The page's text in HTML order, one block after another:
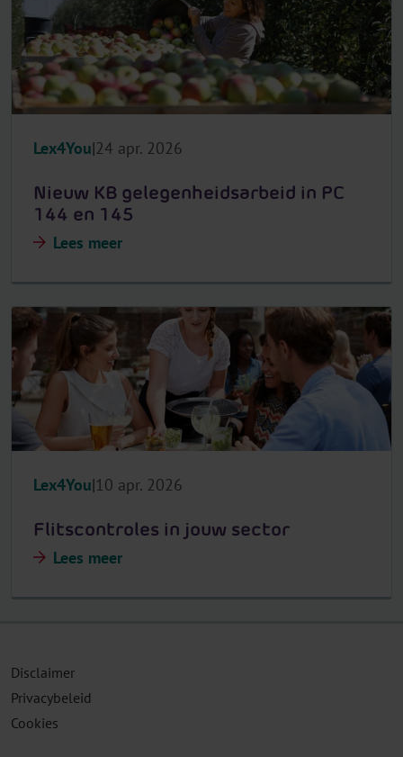
Lex4You 24 apr. 2026
Nieuw KB gelegenheidsarbeid in PC
144 en 145
Lees meer
Lex4You 10 apr. 2026
Flitscontroles in jouw sector
Lees meer
Disclaimer
Privacybeleid
Cookies